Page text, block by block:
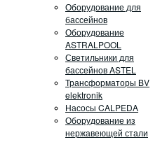
Оборудование для
бассейнов
Оборудование
ASTRALPOOL
Светильники для
бассейнов ASTEL
Трансформаторы BV
elektronik
Насосы CALPEDA
Оборудование из
нержавеющей стали